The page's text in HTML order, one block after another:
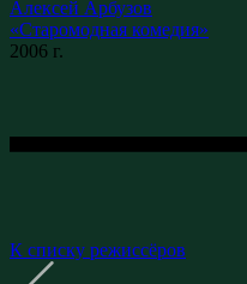
Алексей Арбузов
«Старомодная комедия»
2006 г.
К списку режиссёров